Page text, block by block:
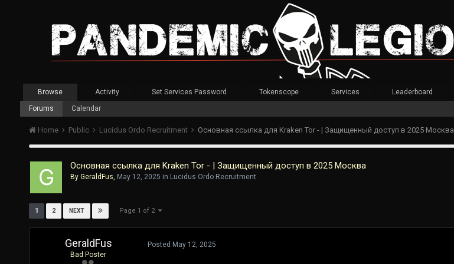
Browse
Forums
Calendar
Activity Set Services Password Tokenscope Services Leaderboard
Home Public Lucidus Ordo Recruitment Основная ссылка для Kraken Tor - | Защищенный доступ в 2025 Москва
Основная ссылка для Kraken Tor - | Защищенный доступ в 2025 Москва
By GeraldFus, May 12, 2025 in Lucidus Ordo Recruitment
1 2 NEXT Page 1 of 2
GeraldFus
Bad Poster
Posted May 12, 2025